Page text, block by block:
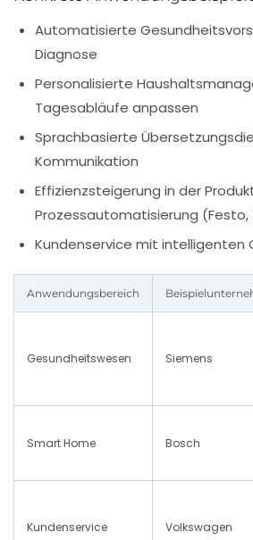
Automatisierte
Diagnose
Personalisierte
Tagesabläufe anpassen
Sprachbasierte
Kommunikation
Effizienzsteigerung in der
Prozessautomatisierung (Festo,
Kundenservice mit
Anwendungsbereich
Gesundheitswesen Siemens
Smart Home Bosch
Kundenservice Volkswagen